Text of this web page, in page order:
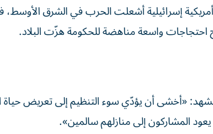
إسرائيلية أشعلت الحرب في الشرق
احتجاجات واسعة مناهضة للحكومة هزّت البلاد.
في مشهد: «أخشى أن يؤدّي سوء التنظيم إلى تعريض
المشاركون إلى منازلهم سالمين».